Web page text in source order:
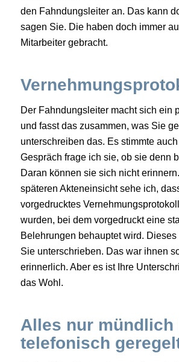
den Fahndungsleiter an. Das kann
sagen Sie. Die haben doch immer
Mitarbeiter gebracht.
Der Fahndungsleiter macht sich ein
und fasst das zusammen, was Sie
unterschreiben das. Es stimmte
Gespräch frage ich sie, ob sie denn
Daran können sie sich nicht
späteren Akteneinsicht sehe ich,
vorgedrucktes
wurden, bei dem vorgedruckt eine
Belehrungen behauptet wird.
Sie unterschrieben. Das war ihnen
erinnerlich. Aber es ist Ihre
das Wohl.
Alles nur mündlich
telefonisch